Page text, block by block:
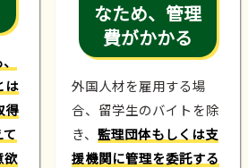
は
得
欲
なため、管理
費がかかる
外国人材を雇用する場
合、留学生のバイトを除
き、 監理団体もしくは支
援機関に管理を委託する